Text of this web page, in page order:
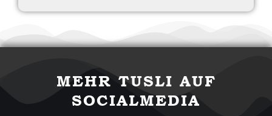
MEHR TUSLI AUF
SOCIALMEDIA